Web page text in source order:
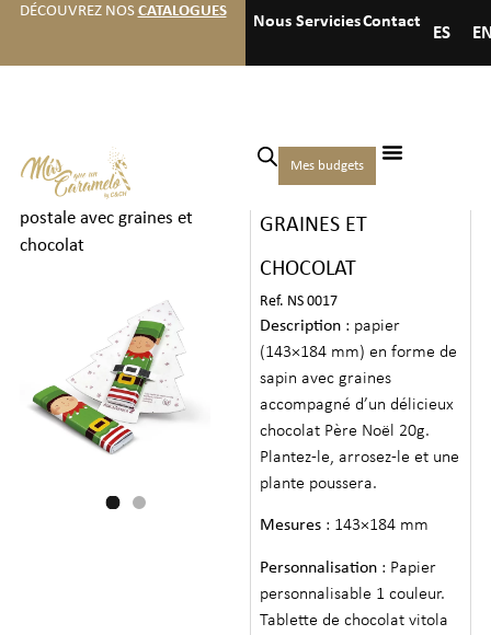
DÉCOUVREZ NOS CATALOGUES
Nous ServiciesContact
ES
Mes budgets
Accueil Noël/
et cadeaux de Noël
postale avec graines et
chocolat
CARTE POSTALE AVEC
GRAINES ET
CHOCOLAT
Ref. NS 0017
Description : papier
(143×184 mm) en forme de
sapin avec graines
accompagné d’un délicieux
chocolat Père Noël 20g.
Plantez-le, arrosez-le et une
plante poussera.
Mesures : 143×184 mm
Personnalisation : Papier
personnalisable 1 couleur.
Tablette de chocolat vitola